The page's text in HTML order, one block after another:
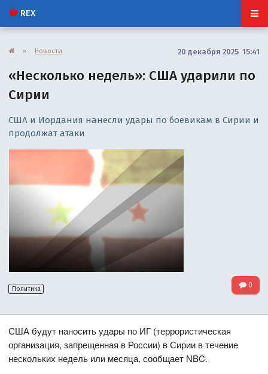
REX
» Новости 20 декабря 2025 15:41
«Несколько недель»: США ударили по
Сирии
США и Иордания нанесли удары по боевикам в Сирии и
продолжат атаки
Политика 0
США будут наносить удары по ИГ (террористическая
организация, запрещенная в России) в Сирии в течение
нескольких недель или месяца, сообщает NBC.